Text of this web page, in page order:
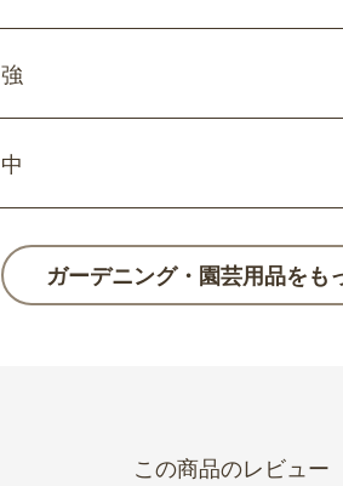
強
中
ガーデニング・園芸用品をも